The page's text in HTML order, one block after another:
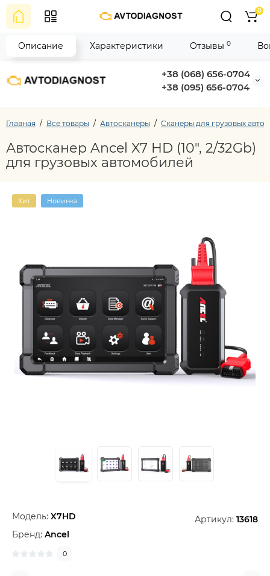
+38 (068) 656-0704
+38 (095) 656-0704
0
Главная Все товары Автосканеры Сканеры для грузовых авто
Автосканер Ancel X7 HD (10", 2/32Gb)
для грузовых автомобилей
Хит Новинка
Модель: X7HD Артикул: 13618
Бренд: Ancel
0
Описание Характеристики Отзывы 0